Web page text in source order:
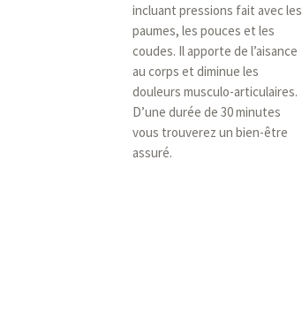
incluant pressions fait avec les
paumes, les pouces et les
coudes. Il apporte de l’aisance
au corps et diminue les
douleurs musculo-articulaires.
D’une durée de 30 minutes
vous trouverez un bien-être
assuré.